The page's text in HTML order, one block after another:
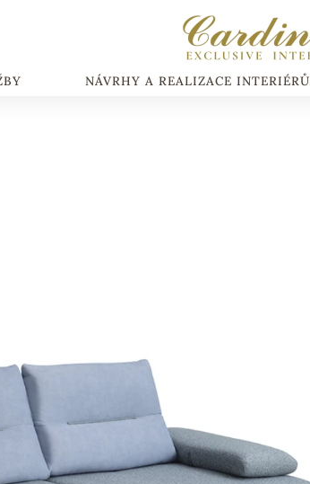
NÁVRHY A REALIZACE INTERIÉRŮ